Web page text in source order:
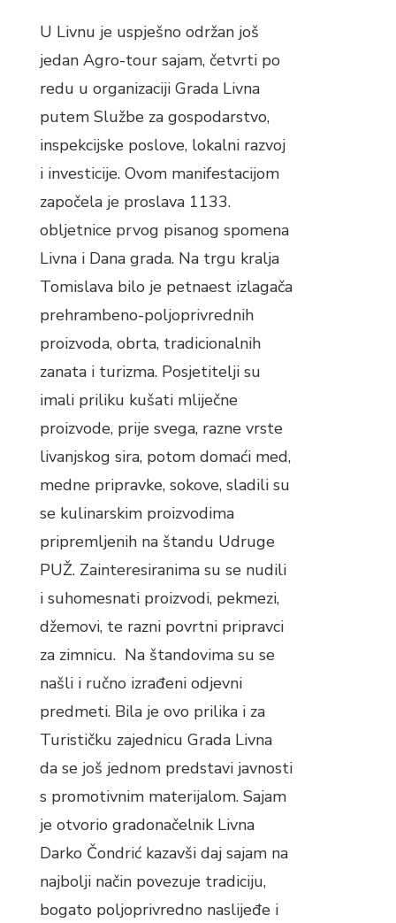
U Livnu je uspješno održan još
jedan Agro-tour sajam, četvrti po
redu u organizaciji Grada Livna
putem Službe za gospodarstvo,
inspekcijske poslove, lokalni razvoj
i investicije. Ovom manifestacijom
započela je proslava 1133.
obljetnice prvog pisanog spomena
Livna i Dana grada. Na trgu kralja
Tomislava bilo je petnaest izlagača
prehrambeno-poljoprivrednih
proizvoda, obrta, tradicionalnih
zanata i turizma. Posjetitelji su
imali priliku kušati mliječne
proizvode, prije svega, razne vrste
livanjskog sira, potom domaći med,
medne pripravke, sokove, sladili su
se kulinarskim proizvodima
pripremljenih na štandu Udruge
PUŽ. Zainteresiranima su se nudili
i suhomesnati proizvodi, pekmezi,
džemovi, te razni povrtni pripravci
za zimnicu. Na štandovima su se
našli i ručno izrađeni odjevni
predmeti. Bila je ovo prilika i za
Turističku zajednicu Grada Livna
da se još jednom predstavi javnosti
s promotivnim materijalom. Sajam
je otvorio gradonačelnik Livna
Darko Čondrić kazavši daj sajam na
najbolji način povezuje tradiciju,
bogato poljoprivredno naslijeđe i